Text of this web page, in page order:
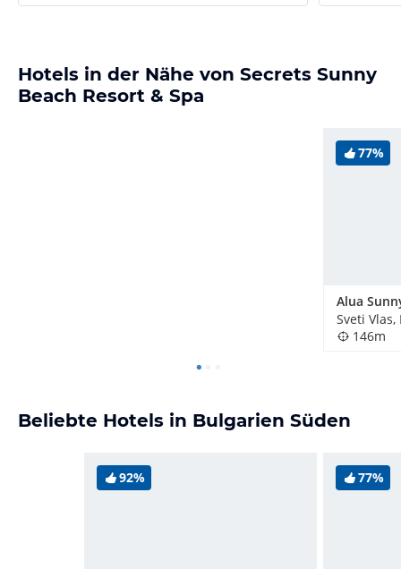
Hotels in der Nähe von Secrets Sunny
Beach Resort & Spa
77%
Sveti
146m
Beliebte Hotels in Bulgarien Süden
92% 77%